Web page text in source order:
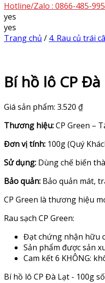
Hotline/Zalo : 0866-485-995
yes
yes
Trang chủ / 4. Rau củ trái
Bí hồ lô CP
Giá sản phẩm: 3.520 ₫
Thương hiệu:CP Green –
Đơn vị tính: 100g (Quý
Sử dụng: Dùng chế biến
Bảo quản: Bảo quản mát,
CP Green là thương hiệu
Rau sạch CP Green:
Đạt chứng nhận hữu
Sản phẩm được sản
Cam kết 6 KHÔNG:
Bí hồ lô CP Đà Lạt - 100g